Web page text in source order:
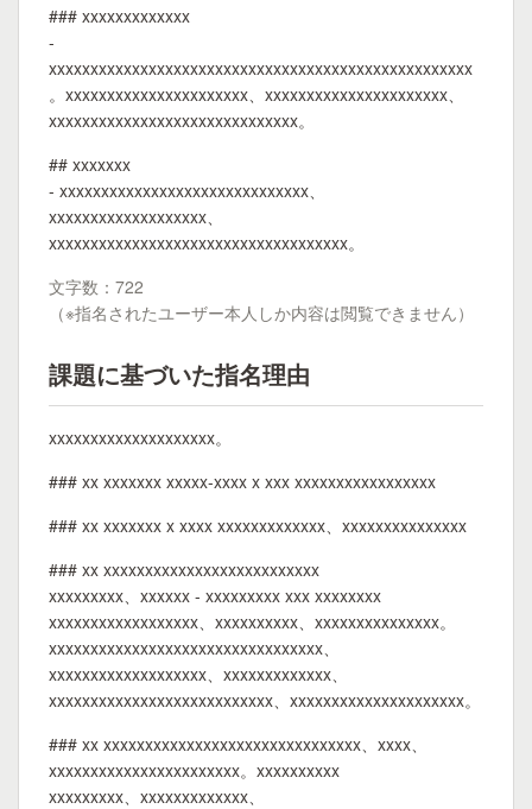
### xxxxxxxxxxxxx
-
xxxxxxxxxxxxxxxxxxxxxxxxxxxxxxxxxxxxxxxxxxxxxxxxxxx
。xxxxxxxxxxxxxxxxxxxxxx、xxxxxxxxxxxxxxxxxxxxxx、
xxxxxxxxxxxxxxxxxxxxxxxxxxxxxx。
## xxxxxxx
- xxxxxxxxxxxxxxxxxxxxxxxxxxxxxx、
xxxxxxxxxxxxxxxxxxx、
xxxxxxxxxxxxxxxxxxxxxxxxxxxxxxxxxxxx。
文字数：722
（※指名されたユーザー本人しか内容は閲覧できません）
課題に基づいた指名理由
xxxxxxxxxxxxxxxxxxxx。
### xx xxxxxxx xxxxx-xxxx x xxx xxxxxxxxxxxxxxxxx
### xx xxxxxxx x xxxx xxxxxxxxxxxxx、xxxxxxxxxxxxxxx
### xx xxxxxxxxxxxxxxxxxxxxxxxxxx
xxxxxxxxx、xxxxxx - xxxxxxxxx xxx xxxxxxxx
xxxxxxxxxxxxxxxxxx、xxxxxxxxxx、xxxxxxxxxxxxxxx。
xxxxxxxxxxxxxxxxxxxxxxxxxxxxxxxxx、
xxxxxxxxxxxxxxxxxxx、xxxxxxxxxxxxx、
xxxxxxxxxxxxxxxxxxxxxxxxxxx、xxxxxxxxxxxxxxxxxxxxx。
### xx xxxxxxxxxxxxxxxxxxxxxxxxxxxxxxx、xxxx、
xxxxxxxxxxxxxxxxxxxxxxx。xxxxxxxxxx
xxxxxxxxx、xxxxxxxxxxxxx、